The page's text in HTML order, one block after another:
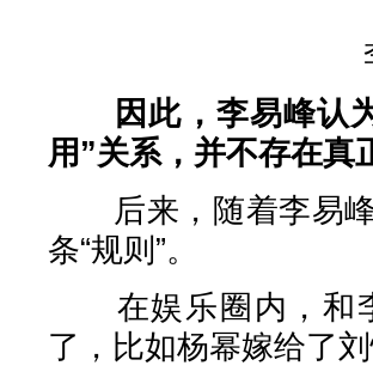
因此，李易峰认
用”关系，并不存在真
后来，随着李易峰
条“规则”。
在娱乐圈内，和李
了，比如杨幂嫁给了